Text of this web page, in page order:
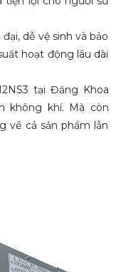
dễ vệ sinh và bảo
hoạt động lâu dài
tại Đăng Khoa
không khí. Mà còn
về cả sản phẩm lẫn